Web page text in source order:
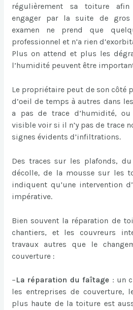
régulièrement sa toiture
engager par la suite de gros
examen ne prend que
professionnel et n’a rien
Plus on attend et plus les
l’humidité peuvent être
Le propriétaire peut de son côté
d’oeil de temps à autres dans
a pas de trace d’humidité,
visible voir si il n’y pas de trace
signes évidents d’infiltrations.
Des traces sur les plafonds,
décolle, de la mousse sur les
indiquent qu’une intervention
impérative.
Bien souvent la réparation de
chantiers, et les couvreurs
travaux autres que le
couverture :
–La réparation du faîtage : un
les entreprises de couverture,
plus haute de la toiture est